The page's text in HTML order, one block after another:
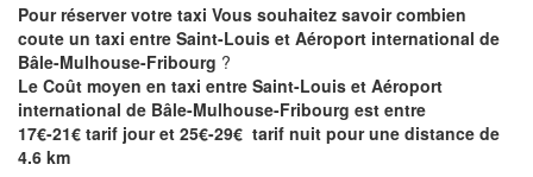
Pour réserver votre taxi Vous souhaitez savoir combien
coute un taxi entre Saint-Louis et Aéroport international de
Bâle-Mulhouse-Fribourg ?
Le Coût moyen en taxi entre Saint-Louis et Aéroport
international de Bâle-Mulhouse-Fribourg est entre
17€-21€ tarif jour et 25€-29€ tarif nuit pour une distance de
4.6 km